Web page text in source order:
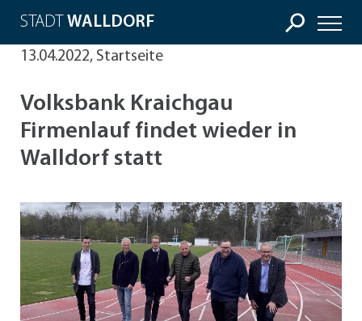
STADT WALLDORF
13.04.2022, Startseite
Volksbank Kraichgau
Firmenlauf findet wieder in
Walldorf statt